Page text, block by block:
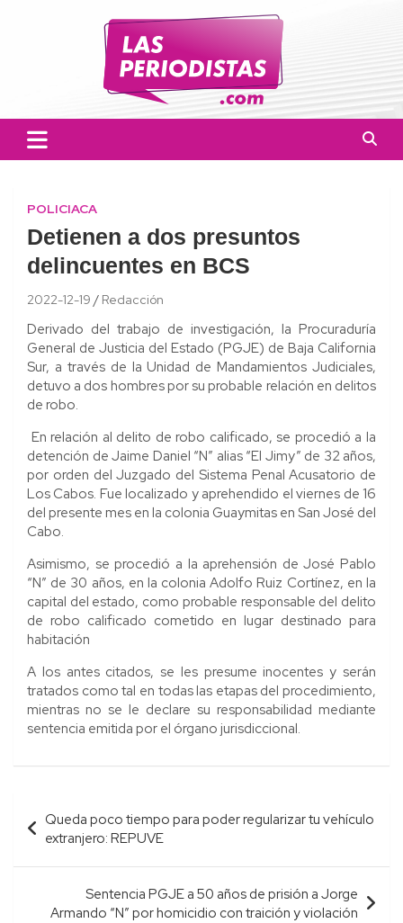
Las Periodistas
informado a la población.
POLICIACA
Detienen a dos presuntos
delincuentes en BCS
2022-12-19 Redacción
Derivado del trabajo de investigación, la Procuraduría
General de Justicia del Estado (PGJE) de Baja California
Sur, a través de la Unidad de Mandamientos Judiciales,
detuvo a dos hombres por su probable relación en delitos
de robo.
En relación al delito de robo calificado, se procedió a la
detención de Jaime Daniel “N” alias “El Jimy” de 32 años,
por orden del Juzgado del Sistema Penal Acusatorio de
Los Cabos. Fue localizado y aprehendido el viernes de 16
del presente mes en la colonia Guaymitas en San José del
Cabo.
Asimismo, se procedió a la aprehensión de José Pablo
“N” de 30 años, en la colonia Adolfo Ruiz Cortínez, en la
capital del estado, como probable responsable del delito
de robo calificado cometido en lugar destinado para
habitación
A los antes citados, se les presume inocentes y serán
tratados como tal en todas las etapas del procedimiento,
mientras no se le declare su responsabilidad mediante
sentencia emitida por el órgano jurisdiccional.
Navegación
de
entradas
Queda poco tiempo para poder regularizar tu vehículo
extranjero: REPUVE
Sentencia PGJE a 50 años de prisión a Jorge
Armando “N” por homicidio con traición y violación